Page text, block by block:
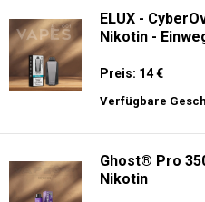
ELUX -
Nikotin -
Preis: 14 €
Verfügbare
Ghost® Pro
Nikotin